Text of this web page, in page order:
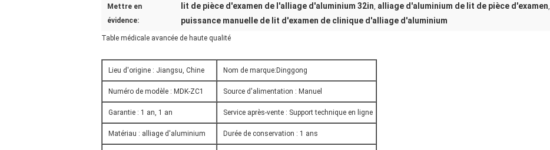
Mettre en
évidence:
lit de pièce d'examen de l'alliage d'aluminium 32in, alliage d'aluminium de lit de pièce d'examen,
puissance manuelle de lit d'examen de clinique d'alliage d'aluminium
Table médicale avancée de haute qualité
Lieu d'origine : Jiangsu, Chine Nom de marque:Dinggong
Numéro de modèle : MDK-ZC1 Source d'alimentation : Manuel
Garantie : 1 an, 1 an Service après-vente : Support technique en ligne
Matériau : alliage d'aluminium Durée de conservation : 1 ans